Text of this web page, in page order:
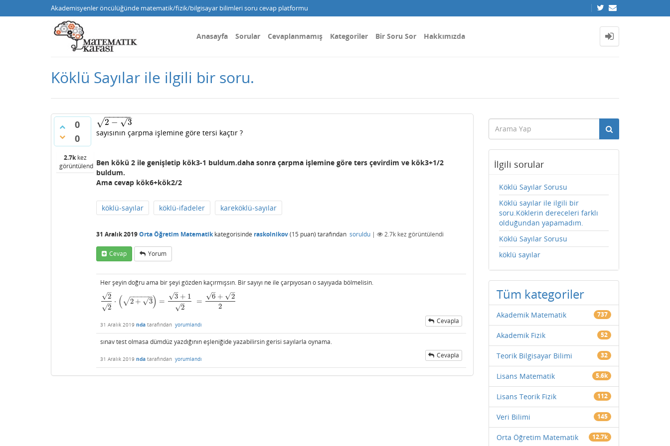
Akademisyenler öncülüğünde matematik/fizik/bilgisayar bilimleri soru cevap platformu
Anasayfa Sorular Cevaplanmamış Kategoriler Bir Soru Sor Hakkımızda
Köklü Sayılar ile ilgili bir soru.
0
0
2.7kkez
görüntülendi
2 − 3
–
√
− −
−−−−
√
2−3
sayısının çarpma işlemine göre tersi kaçtır ?
Ben kökü 2 ile genişletip kök3-1 buldum.daha sonra çarpma işlemine göre ters çevirdim ve kök3+1/2
buldum.
Ama cevap kök6+kök2/2
köklü-sayılar köklü-ifadeler kareköklü-sayılar
31 Aralık 2019Orta Öğretim Matematikkategorisinde raskolnikov(15 puan) tarafından soruldu | 2.7k kez görüntülendi
Cevap Yorum
Her şeyin doğru ama bir şeyi gözden kaçırmışsın. Bir sayıyı ne ile çarpıyosan o sayıyada bölmelisin.
2
–
√
2
–
√
⋅ ( 2 + 3
–
√
− −
−−−−
√ ) =
3
–
√ + 1
2
–
√
=
6
–
√ + 2
–
√
2
22⋅(2 + 3 =3+ 12 =6+ 2 2
31 Aralık 2019 nda tarafından yorumlandı Cevapla
sınav test olmasa dümdüz yazdığının eşleniğide yazabilirsin gerisi sayılarla oynama.
31 Aralık 2019 nda tarafından yorumlandı Cevapla
İlgili sorular
Köklü Sayılar Sorusu
Köklü sayılar ile ilgili bir
soru.Köklerin dereceleri farklı
olduğundan yapamadım.
Köklü Sayılar Sorusu
köklü sayılar
Tüm kategoriler
Akademik Matematik 737
Akademik Fizik 52
Teorik Bilgisayar Bilimi 32
Lisans Matematik 5.6k
Lisans Teorik Fizik 112
Veri Bilimi 145
Orta Öğretim Matematik 12.7k